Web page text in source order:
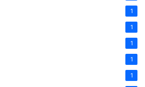
1
1
1
1
1